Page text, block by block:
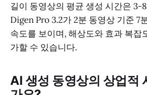
길이 동영상의 평균 생성 시간은 3-
Digen Pro 3.2가 2분 동영상 기준 7
속도를 보이며, 해상도와 효과 복잡
가할 수 있습니다.
AI 생성 동영상의 상업적